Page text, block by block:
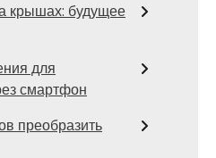
крышах: будущее
для
смартфон
преобразить